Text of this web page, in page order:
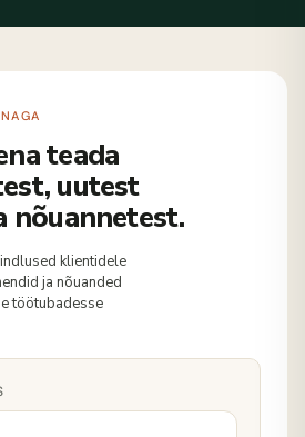
teada
uutest
nõuannetest.
klientidele
ja nõuanded
töötubadesse